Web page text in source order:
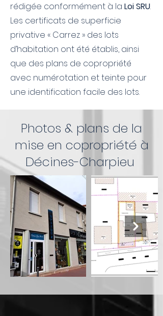
rédigée conformément à la Loi SRU.
Les certificats de superficie
privative « Carrez » des lots
d’habitation ont été établis, ainsi
que des plans de copropriété
avec numérotation et teinte pour
une identification facile des lots.
Photos & plans de la
mise en copropriété à
Décines-Charpieu